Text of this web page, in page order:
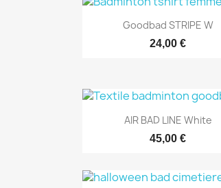
Aperçu rapide
Goodbad STRIPE W
24,00 €
Aperçu rapide
AIR BAD LINE White
45,00 €